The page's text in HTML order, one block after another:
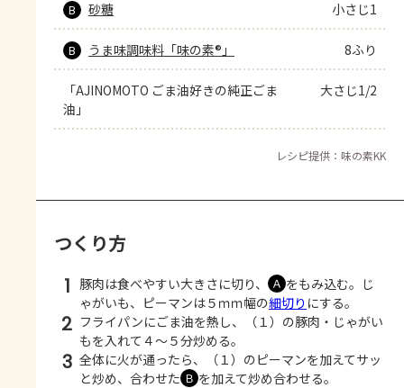
B 砂糖 小さじ1
B うま味調味料「味の素®」 8ふり
「AJINOMOTO ごま油好きの純正ごま
油」
大さじ1/2
レシピ提供：味の素KK
つくり方
1 豚肉は食べやすい大きさに切り、 Ａ をもみ込む。じ
ゃがいも、ピーマンは５ｍｍ幅の細切り にする。
2 フライパンにごま油を熱し、（１）の豚肉・じゃがい
もを入れて４～５分炒める。
3 全体に火が通ったら、（１）のピーマンを加えてサッ
と炒め、合わせた Ｂ を加えて炒め合わせる。